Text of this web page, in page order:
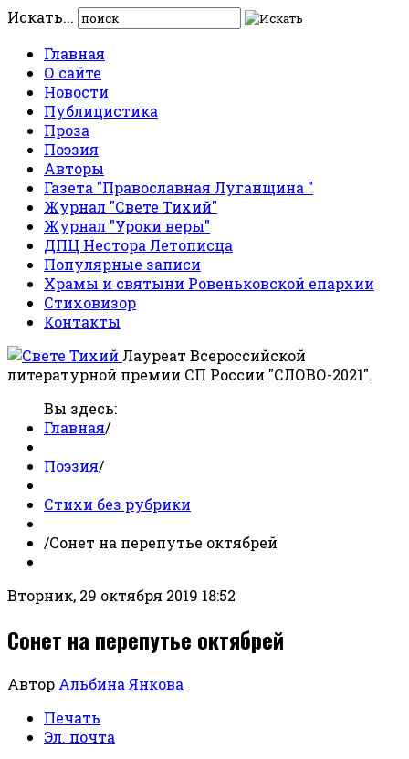
Искать...
Главная
О сайте
Новости
Публицистика
Проза
Поэзия
Авторы
Газета "Православная Луганщина "
Журнал "Свете Тихий"
Журнал "Уроки веры"
ДПЦ Нестора Летописца
Популярные записи
Храмы и святыни Ровеньковской епархии
Стиховизор
Контакты
Лауреат Всероссийской
литературной премии СП России "СЛОВО-2021".
Вы здесь:
Главная/
Поэзия/
Стихи без рубрики
/Сонет на перепутье октябрей
Вторник, 29 октября 2019 18:52
Сонет на перепутье октябрей
Автор Альбина Янкова
Печать
Эл. почта